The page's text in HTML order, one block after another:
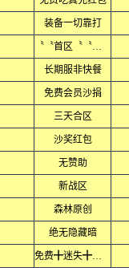
装备一切靠打
〝〝首区〝〝全爆
长期服非快餐
免费会员沙捐
三天合区
沙奖红包
无赞助
新战区
森林原创
绝无隐藏暗
免费╋迷失╋神器